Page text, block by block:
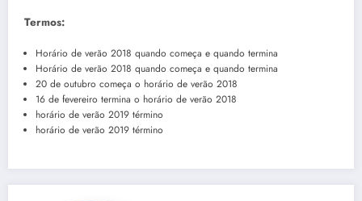
Termos:
Horário de verão 2018 quando começa e quando termina
Horário de verão 2018 quando começa e quando termina
20 de outubro começa o horário de verão 2018
16 de fevereiro termina o horário de verão 2018
horário de verão 2019 término
horário de verão 2019 término